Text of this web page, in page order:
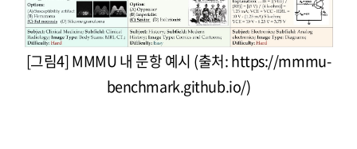
[그림4] MMMU 내 문항 예시 (출처: https://mmmu-
benchmark.github.io/)